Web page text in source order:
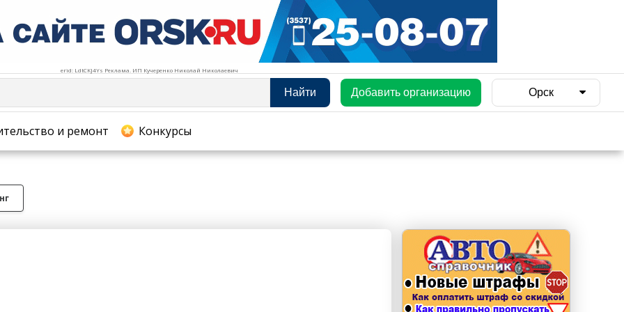
erid: LdtCKJ4Ys Реклама. ИП Кучеренко Николай Николаевич
Найти Добавить организацию Орск
и ремонт Конкурсы